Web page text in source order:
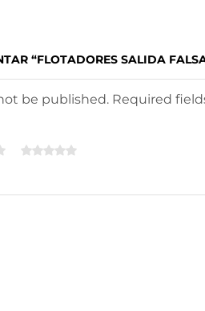
“FLOTADORES SALIDA
be published. Required